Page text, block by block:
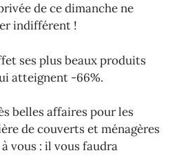
de ce dimanche ne
indifférent !
ses plus beaux produits
atteignent -66%.
belles affaires pour les
de couverts et ménagères
vous : il vous faudra